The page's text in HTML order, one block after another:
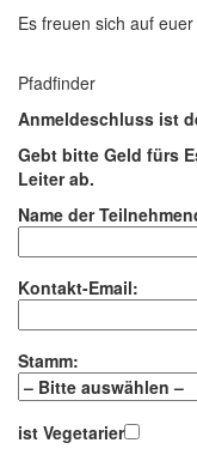
Es freuen sich auf
eure
Pfadfinder
Anmeldeschluss ist
Gebt bitte Geld fürs
Leiter ab.
Name der
Kontakt-Email:
Stamm:
ist Vegetarier